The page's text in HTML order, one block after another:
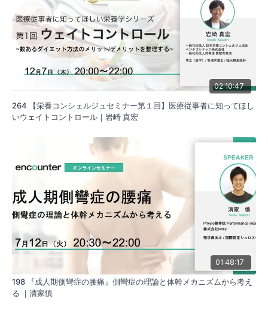
02:10:47
264 【栄養コンシェルジュセミナー第１回】医療従事者に知ってほし
いウェイトコントロール｜岩崎 真宏
01:48:17
198 『成人期側彎症の腰痛』側彎症の理論と体幹メカニズムから考え
る ｜清家慎